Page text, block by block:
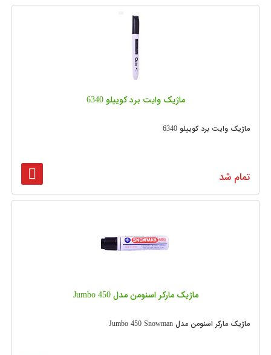
ماژیک وایت برد کوییلو 6340
ماژیک وایت برد کوییلو 6340
تمام شد
ماژیک مارکر اسنومن مدل Jumbo 450
ماژیک مارکر اسنومن مدل Jumbo 450 Snowman